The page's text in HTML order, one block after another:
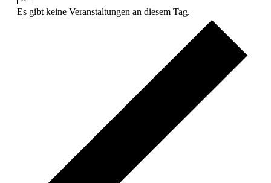
Es gibt keine Veranstaltungen an diesem Tag.